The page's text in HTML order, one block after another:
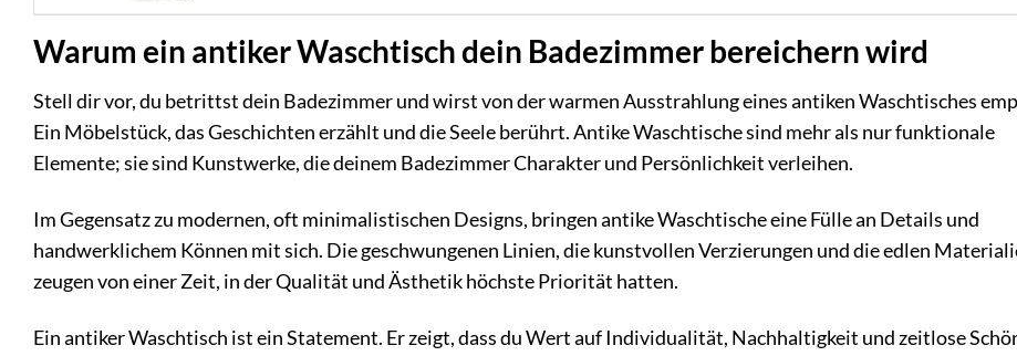
Warum ein antiker Waschtisch dein Badezimmer bereichern wird
Stell dir vor, du betrittst dein Badezimmer und wirst von der warmen Ausstrahlung eines antiken Waschtisches
Ein Möbelstück, das Geschichten erzählt und die Seele berührt. Antike Waschtische sind mehr als nur funktionale
Elemente; sie sind Kunstwerke, die deinem Badezimmer Charakter und Persönlichkeit verleihen.
Im Gegensatz zu modernen, oft minimalistischen Designs, bringen antike Waschtische eine Fülle an Details und
handwerklichem Können mit sich. Die geschwungenen Linien, die kunstvollen Verzierungen und die edlen
zeugen von einer Zeit, in der Qualität und Ästhetik höchste Priorität hatten.
Ein antiker Waschtisch ist ein Statement. Er zeigt, dass du Wert auf Individualität, Nachhaltigkeit und zeitlose